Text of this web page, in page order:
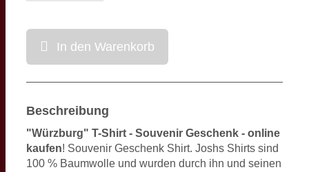
In den Warenkorb
Beschreibung
"Würzburg" T-Shirt - Souvenir Geschenk - online
kaufen! Souvenir Geschenk Shirt. Joshs Shirts sind
100 % Baumwolle und wurden durch ihn und seinen